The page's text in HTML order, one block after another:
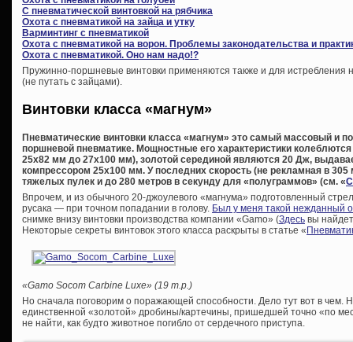
С пневматической винтовкой на рябчика
Охота с пневматикой на зайца и утку
Варминтинг с пневматикой
Охота с пневматикой на ворон. Проблемы законодательства и
Охота с пневматикой. Оно нам надо!?
Пружинно-поршневые винтовки применяются также и для истребления
(не путать с зайцами).
Винтовки класса «магнум»
Пневматические винтовки класса «магнум» это самый массовый и
поршневой пневматике. Мощностные его характеристики
25х82 мм до 27х100 мм), золотой серединой являются 20 Дж,
компрессором 25х100 мм. У последних скорость (не рекламная в
тяжелых пулек и до 280 метров в секунду для «полуграммов» (см. «
Впрочем, и из обычного 20-джоулевого «магнума» подготовленный
русака — при точном попадании в голову. Был у меня такой нежданный
снимке внизу винтовки производства компании «Gamo» (Здесь вы
Некоторые секреты винтовок этого класса раскрыты в статье «
«Gamo Socom Carbine Luxe» (19 т.р.)
Но сначала поговорим о поражающей способности. Дело тут вот в чем.
единственной «золотой» дробины/картечины, пришедшей точно «по
не найти, как будто животное погибло от сердечного приступа.